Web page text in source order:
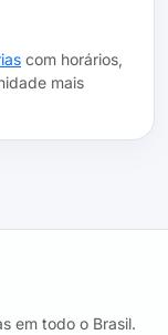
com horários,
mais
em todo o Brasil.